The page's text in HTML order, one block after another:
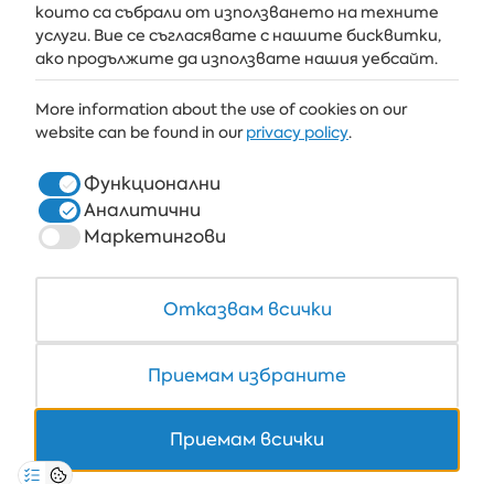
АЛБЕНА
ХОТЕЛИ
ЗДРАВЕ & СПА
РЕСТОРАНТИ И БАРОВЕ
COWORKING
+359 700 12 110
които са събрали от използването на техните
услуги. Вие се съгласявате с нашите бисквитки,
ако продължите да използвате нашия уебсайт.
More information about the use of cookies on our
website can be found in ourprivacy policy.
Функционални
Аналитични
Маркетингови
Отказвам всички
Приемам избраните
Приемам всички